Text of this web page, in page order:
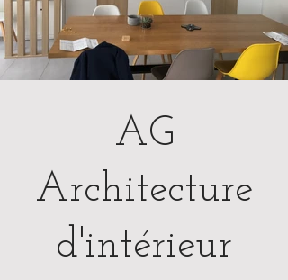
AG
Architecture
d'intérieur